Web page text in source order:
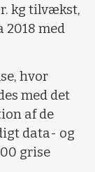
kg tilvækst,
med
hvor
med det
af de
data- og
grise